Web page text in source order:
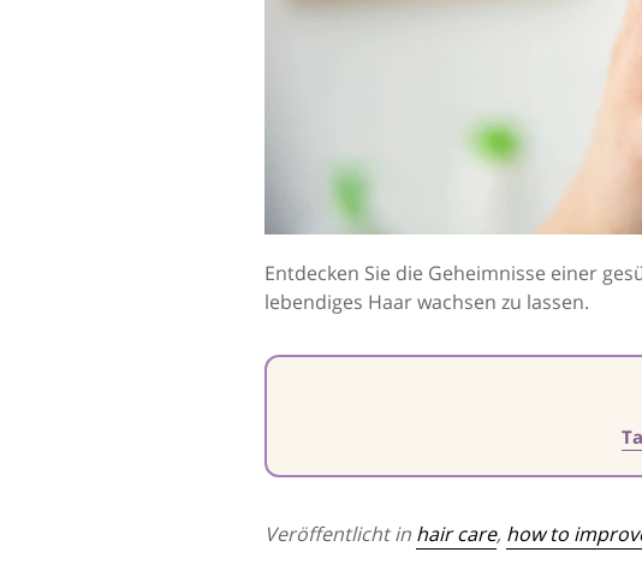
Entdecken Sie die Geheimnisse einer
lebendiges Haar wachsen zu lassen.
Veröffentlicht in hair care, how to